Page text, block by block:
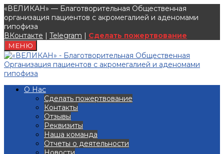
«ВЕЛИКАН» — Благотворительная Общественная
организация пациентов с акромегалией и аденомами
гипофиза
ВКонтакте | Telegram | Сделать пожертвование
МЕНЮ
О Нас
Сделать пожертвование
Контакты
Отзывы
Реквизиты
Наша команда
Отчеты о деятельности